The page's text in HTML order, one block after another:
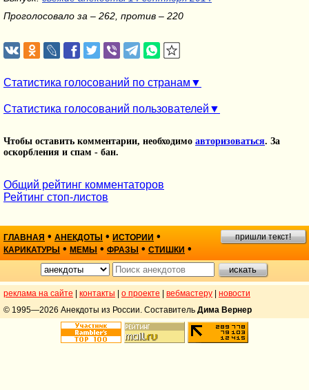
Проголосовало за – 262, против – 220
Статистика голосований по странам
Статистика голосований пользователей
Чтобы оставить комментарии, необходимо авторизоваться. За
оскорбления и спам - бан.
Общий рейтинг комментаторов
Рейтинг стоп-листов
ГЛАВНАЯ • АНЕКДОТЫ • ИСТОРИИ •
КАРИКАТУРЫ • МЕМЫ • ФРАЗЫ • СТИШКИ •
пришли текст!
реклама на сайте контакты о проекте вебмастеру
новости
© 1995—2026 Анекдоты из России. Составитель Дима Вернер